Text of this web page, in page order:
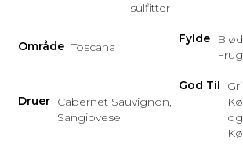
sulfitter
Område Toscana
Fylde
Druer Cabernet Sauvignon,
Sangiovese
God Til